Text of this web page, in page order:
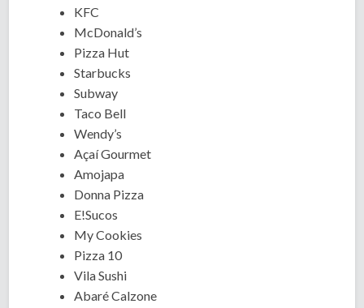
KFC
McDonald’s
Pizza Hut
Starbucks
Subway
Taco Bell
Wendy’s
Açaí Gourmet
Amojapa
Donna Pizza
E!Sucos
My Cookies
Pizza 10
Vila Sushi
Abaré Calzone